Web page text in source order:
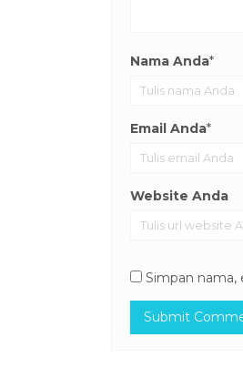
Nama Anda*
Email Anda*
Website Anda
Simpan nama,